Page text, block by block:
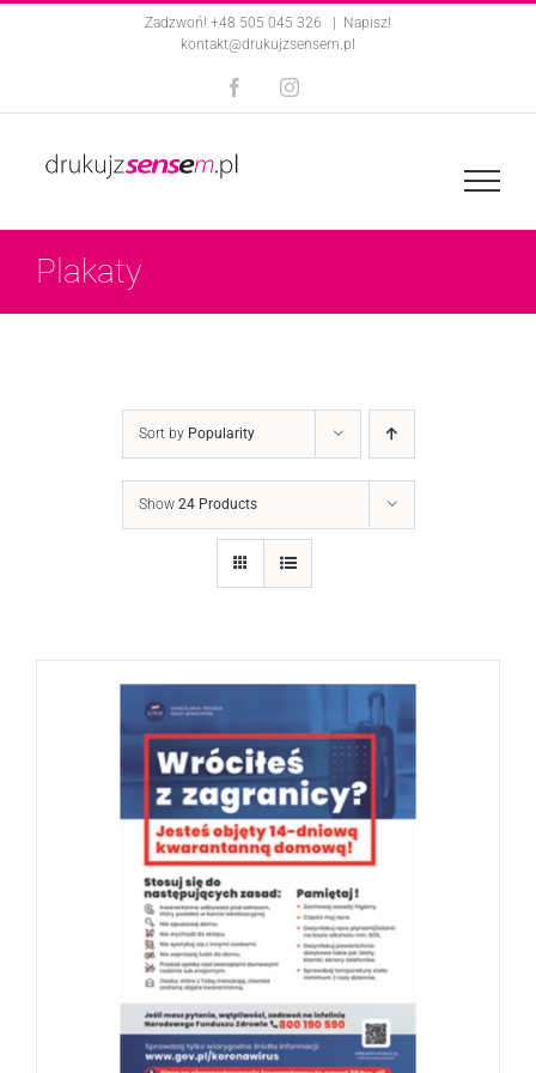
Zadzwoń! +48 505 045 326
Napisz!
kontakt@drukujzsensem.pl
FacebookInstagram
Plakaty
Sort by Popularity
Show 24 Products